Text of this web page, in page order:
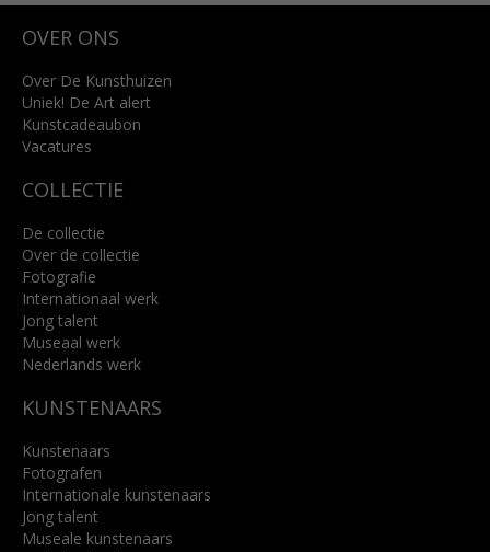
4818 SB Breda
info@kunsthuisbreda.nl
Lees meer
OVER ONS
Over De Kunsthuizen
Uniek! De Art alert
Kunstcadeaubon
Vacatures
COLLECTIE
De collectie
Over de collectie
Fotografie
Internationaal werk
Jong talent
Museaal werk
Nederlands werk
KUNSTENAARS
Kunstenaars
Fotografen
Internationale kunstenaars
Jong talent
Museale kunstenaars